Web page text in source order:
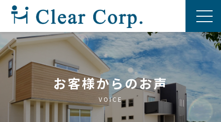
お客様からのお声
VOICE